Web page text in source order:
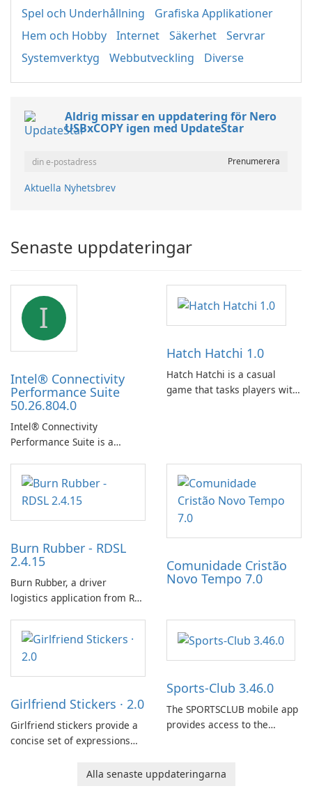
Spel och Underhållning
Grafiska Applikationer
Hem och Hobby
Internet Säkerhet
Servrar
Systemverktyg
Webbutveckling Diverse
Aldrig missar en uppdatering för Nero
USBxCOPY igen med UpdateStar
Aktuella Nyhetsbrev
Senaste uppdateringar
I
Intel® Connectivity
Performance Suite
50.26.804.0
Intel® Connectivity
Performance Suite is a
designed to identify factors
that affect connectivity and
apply adaptive adjustments.
Hatch Hatchi 1.0
Hatch Hatchi is a casual
game that tasks players with
incubating eggs and
expanding gameplay through
continued hatching.
Burn Rubber - RDSL
2.4.15
Burn Rubber, a driver
logistics application from Rail
to streamline communication
between drivers and
dispatchers, focusing on
efficient information sharing
coordination and operations.
Comunidade Cristão
Novo Tempo 7.0
Girlfriend Stickers · 2.0
Girlfriend stickers provide a
concise set of expressions
and other Apple devices. The
Sports-Club 3.46.0
The SPORTSCLUB mobile app
provides access to the
on scheduling, data tracking,
Alla senaste uppdateringarna